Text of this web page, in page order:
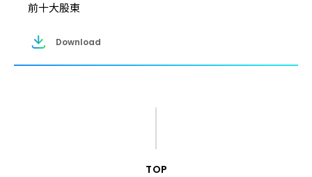
前十大股東
Download
TOP